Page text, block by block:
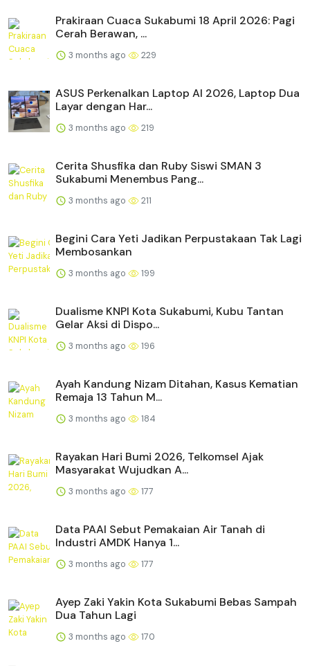
Prakiraan Cuaca Sukabumi 18 April 2026: Pagi
Cerah Berawan, ...
3 months ago 229
ASUS Perkenalkan Laptop AI 2026, Laptop Dua
Layar dengan Har...
3 months ago 219
Cerita Shusfika dan Ruby Siswi SMAN 3
Sukabumi Menembus Pang...
3 months ago 211
Begini Cara Yeti Jadikan Perpustakaan Tak Lagi
Membosankan
3 months ago 199
Dualisme KNPI Kota Sukabumi, Kubu Tantan
Gelar Aksi di Dispo...
3 months ago 196
Ayah Kandung Nizam Ditahan, Kasus Kematian
Remaja 13 Tahun M...
3 months ago 184
Rayakan Hari Bumi 2026, Telkomsel Ajak
Masyarakat Wujudkan A...
3 months ago 177
Data PAAI Sebut Pemakaian Air Tanah di
Industri AMDK Hanya 1...
3 months ago 177
Ayep Zaki Yakin Kota Sukabumi Bebas Sampah
Dua Tahun Lagi
3 months ago 170